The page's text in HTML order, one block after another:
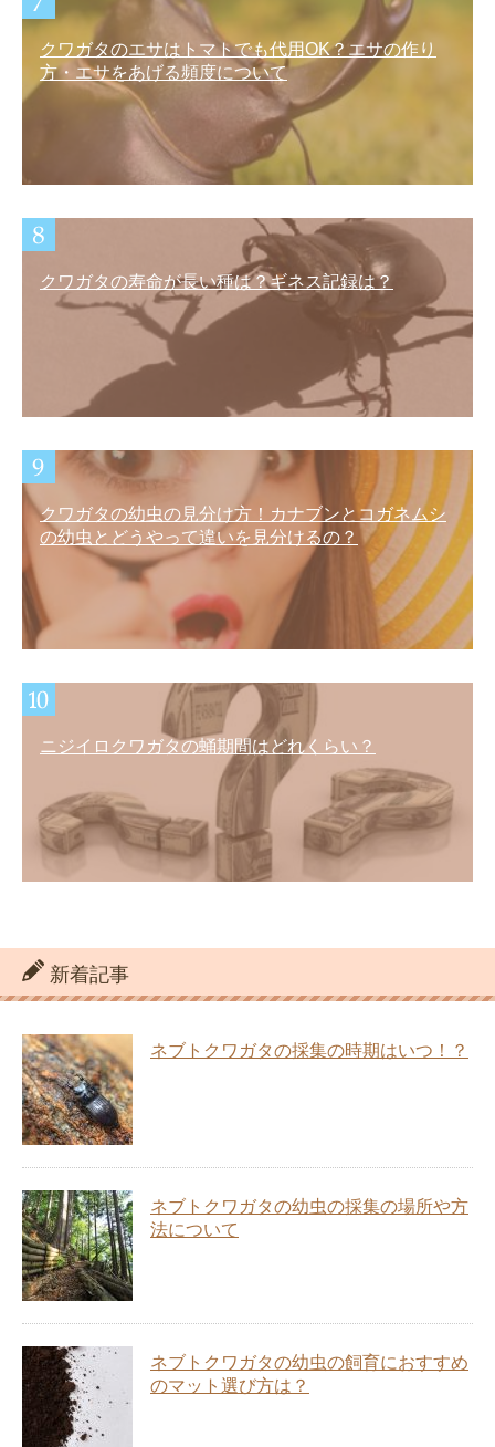
クワガタのエサはトマトでも代用OK？エサの作り
方・エサをあげる頻度について
クワガタの寿命が長い種は？ギネス記録は？
クワガタの幼虫の見分け方！カナブンとコガネムシ
の幼虫とどうやって違いを見分けるの？
ニジイロクワガタの蛹期間はどれくらい？
新着記事
ネブトクワガタの採集の時期はいつ！？
ネブトクワガタの幼虫の採集の場所や方
法について
ネブトクワガタの幼虫の飼育におすすめ
のマット選び方は？